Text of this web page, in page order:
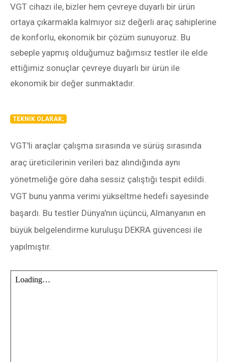
VGT cihazı ile, bizler hem çevreye duyarlı bir ürün
ortaya çıkarmakla kalmıyor siz değerli araç sahiplerine
de konforlu, ekonomik bir çözüm sunuyoruz. Bu
sebeple yapmış olduğumuz bağımsız testler ile elde
ettiğimiz sonuçlar çevreye duyarlı bir ürün ile
ekonomik bir değer sunmaktadır.
TEKNIK OLARAK;
VGT'li araçlar çalışma sırasında ve sürüş sırasında
araç üreticilerinin verileri baz alındığında aynı
yönetmeliğe göre daha sessiz çalıştığı tespit edildi.
VGT bunu yanma verimi yükseltme hedefi sayesinde
başardı. Bu testler Dünya'nın üçüncü, Almanyanın en
büyük belgelendirme kuruluşu DEKRA güvencesi ile
yapılmıştır.